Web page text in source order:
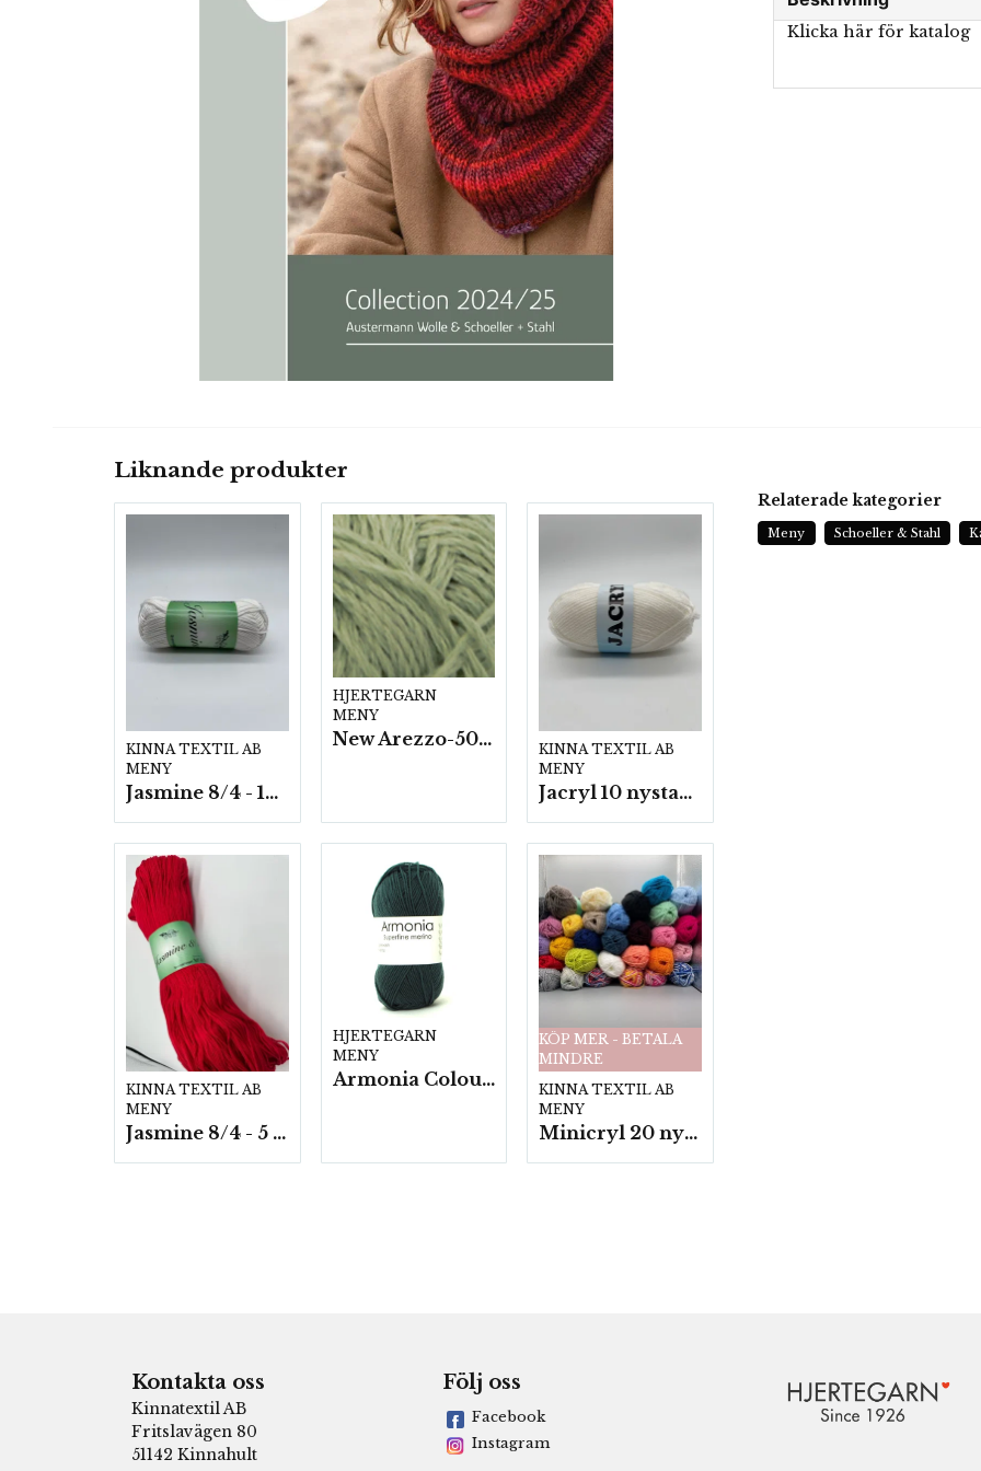
Klicka här för katalog
Liknande produkter
KINNA TEXTIL AB
MENY
Jasmine 8/4 - 10 nystan a50g./fp.
HJERTEGARN
MENY
New Arezzo-50g./nyst. 10 st/fp.
KINNA TEXTIL AB
MENY
Jacryl 10 nystan a50g./fp.
KINNA TEXTIL AB
MENY
Jasmine 8/4 - 5 härvor a200g./fp.
HJERTEGARN
MENY
Armonia Colour- 5 härv/fp. a100 g.
KÖP MER - BETALA
MINDRE
KINNA TEXTIL AB
MENY
Minicryl 20 nystan a25g./fp.
Relaterade kategorier
Meny Schoeller & Stahl
Kontakta oss
Kinnatextil AB
Fritslavägen 80
51142 Kinnahult
Följ oss
Facebook
Instagram